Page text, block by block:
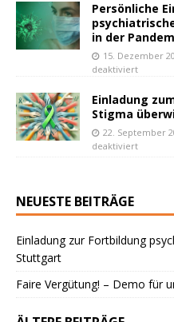
Persönliche
in der
15. Dezember
deaktiviert
Einladung
Stigma
22. September
deaktiviert
NEUESTE BEITRÄGE
Einladung zur Fortbildung
Stuttgart
Faire Vergütung! – Demo für